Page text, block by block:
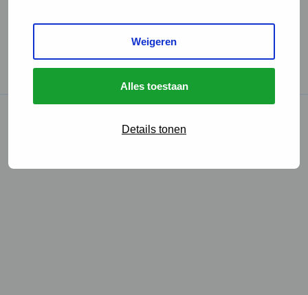
Weigeren
Alles toestaan
Details tonen
GGD Reisvaccinaties